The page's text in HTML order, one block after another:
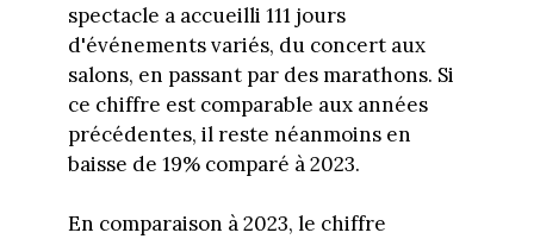
spectacle a accueilli 111 jours
d'événements variés, du concert aux
salons, en passant par des marathons. Si
ce chiffre est comparable aux années
précédentes, il reste néanmoins en
baisse de 19% comparé à 2023.
En comparaison à 2023, le chiffre